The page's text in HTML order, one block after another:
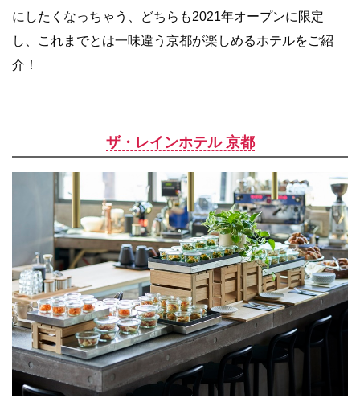
にしたくなっちゃう、どちらも2021年オープンに限定
し、これまでとは一味違う京都が楽しめるホテルをご紹
介！
ザ・レインホテル 京都